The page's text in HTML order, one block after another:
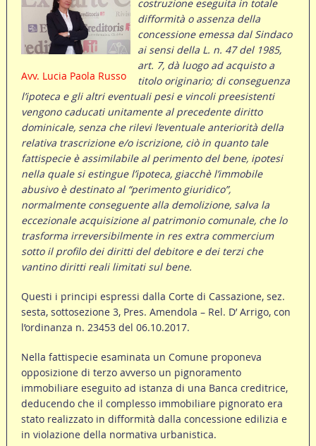
Avv. Lucia Paola Russo
costruzione eseguita in totale
difformità o assenza della
concessione emessa dal Sindaco
ai sensi della L. n. 47 del 1985,
art. 7, dà luogo ad acquisto a
titolo originario; di conseguenza
l’ipoteca e gli altri eventuali pesi e vincoli preesistenti
vengono caducati unitamente al precedente diritto
dominicale, senza che rilevi l’eventuale anteriorità della
relativa trascrizione e/o iscrizione, ciò in quanto tale
fattispecie è assimilabile al perimento del bene, ipotesi
nella quale si estingue l’ipoteca, giacchè l’immobile
abusivo è destinato al “perimento giuridico”,
normalmente conseguente alla demolizione, salva la
eccezionale acquisizione al patrimonio comunale, che lo
trasforma irreversibilmente in res extra commercium
sotto il profilo dei diritti del debitore e dei terzi che
vantino diritti reali limitati sul bene.
Questi i principi espressi dalla Corte di Cassazione, sez.
sesta, sottosezione 3, Pres. Amendola – Rel. D’ Arrigo, con
l’ordinanza n. 23453 del 06.10.2017.
Nella fattispecie esaminata un Comune proponeva
opposizione di terzo avverso un pignoramento
immobiliare eseguito ad istanza di una Banca creditrice,
deducendo che il complesso immobiliare pignorato era
stato realizzato in difformità dalla concessione edilizia e
in violazione della normativa urbanistica.